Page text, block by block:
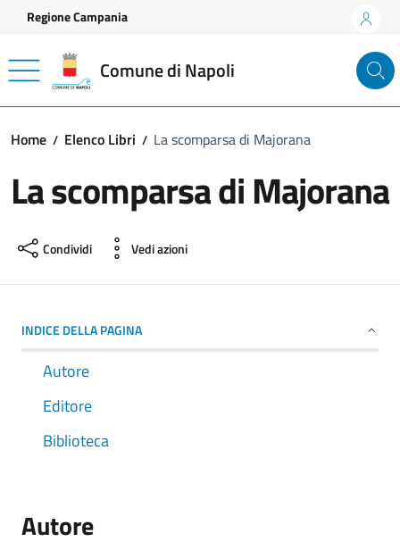
Vai ai contenuti
Vai al footer
Regione Campania
Comune di Napoli
Home Elenco Libri La scomparsa di Majorana
La scomparsa di Majorana
Condividi Vedi azioni
INDICE DELLA PAGINA
Autore
Editore
Biblioteca
Autore